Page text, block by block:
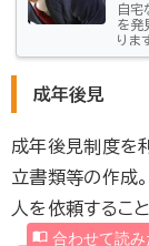
自宅
を発
りま
に開
の後
成年後見
成年後見制度を
立書類等の作成
人を依頼するこ